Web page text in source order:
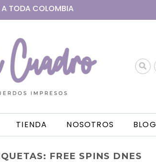
TODA COLOMBIA
TIENDA NOSOTROS BLOG
FREE SPINS DNES